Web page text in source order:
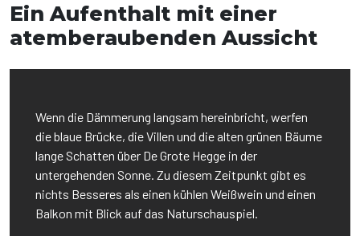
Ein Aufenthalt mit einer
atemberaubenden Aussicht
Wenn die Dämmerung langsam hereinbricht, werfen
die blaue Brücke, die Villen und die alten grünen Bäume
lange Schatten über De Grote Hegge in der
untergehenden Sonne. Zu diesem Zeitpunkt gibt es
nichts Besseres als einen kühlen Weißwein und einen
Balkon mit Blick auf das Naturschauspiel.